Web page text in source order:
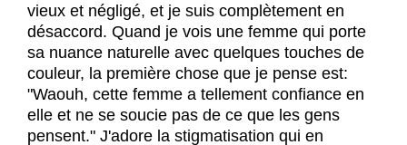
vieux et négligé, et je suis complètement en
désaccord. Quand je vois une femme qui porte
sa nuance naturelle avec quelques touches de
couleur, la première chose que je pense est:
"Waouh, cette femme a tellement confiance en
elle et ne se soucie pas de ce que les gens
pensent." J'adore la stigmatisation qui en